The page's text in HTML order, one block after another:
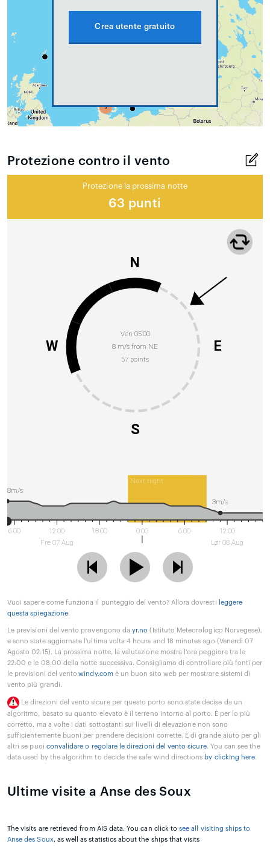
Crea utente gratuito
Protezione contro il vento
Protezione la prossima notte
63 punti
Ven 05:00
8 m/s from NE
57 points
N
E
S
W
Next night
6:00
12:00
Fre 07 Aug
18:00 0:00 6:00
12:00
Lør 08 Aug
8m/s
3m/s
Vuoi sapere come funziona il punteggio del vento? Allora dovresti
leggere
questa spiegazione.
Le previsioni del vento provengono dayr.no (Istituto Meteorologico Norvegese),
e sono state aggiornate l'ultima volta 4 hours and 18 minutes ago (Venerdì 07
Agosto 02:15). La prossima notte, la valutazione mostra l'ora peggiore tra le
22:00 e le 08:00 della notte successiva. Consigliamo di controllare più fonti per
le previsioni del vento.windy.comè un buon sito web per mostrare sistemi di
vento più grandi.
Le direzioni del vento sicure per questo porto sono state decise da un
algoritmo, basato su quanto elevato è il terreno intorno al porto. È per lo più
corretto, ma a volte i dati sottostanti sui livelli di elevazione non sono
sufficientemente buoni per prendere decisioni corrette. È di grande aiuto per gli
altri se puoi convalidare o regolare le direzioni del vento sicure. You can see the
data used by the algorithm to decide the safe wind directions by clicking here.
Ultime visite a Anse des Soux
The visits are retrieved from AIS data. You can click tosee all visiting ships to
Anse des Soux, as well as statistics about the ships that visits